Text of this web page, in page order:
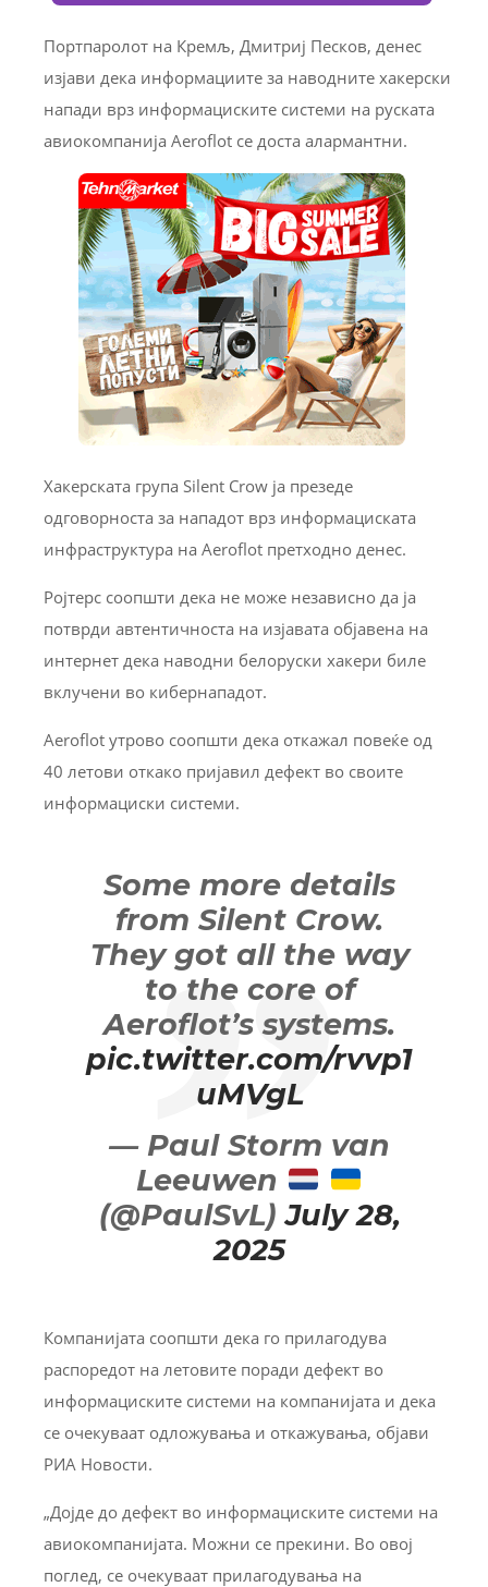
Портпаролот на Кремљ, Дмитриј Песков, денес
изјави дека информациите за наводните хакерски
напади врз информациските системи на руската
авиокомпанија Aeroflot се доста алармантни.
Хакерската група Silent Crow ја презеде
одговорноста за нападот врз информациската
инфраструктура на Aeroflot претходно денес.
Ројтерс соопшти дека не може независно да ја
потврди автентичноста на изјавата објавена на
интернет дека наводни белоруски хакери биле
вклучени во кибернападот.
Aeroflot утрово соопшти дека откажал повеќе од
40 летови откако пријавил дефект во своите
информациски системи.
Some more details
from Silent Crow.
They got all the way
to the core of
Aeroflot’s systems.
pic.twitter.com/rvvp1
uMVgL
— Paul Storm van
Leeuwen
(@PaulSvL)July 28,
2025
Компанијата соопшти дека го прилагодува
распоредот на летовите поради дефект во
информациските системи на компанијата и дека
се очекуваат одложувања и откажувања, објави
РИА Новости.
„Дојде до дефект во информациските системи на
авиокомпанијата. Можни се прекини. Во овој
поглед, се очекуваат прилагодувања на